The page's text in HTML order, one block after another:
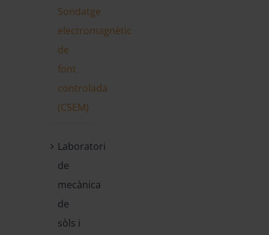
Sondatge
electromagnètic
de
font
controlada
(CSEM)
Laboratori
de
mecànica
de
sòls i